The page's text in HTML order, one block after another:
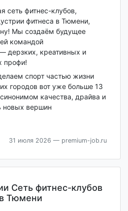
сеть фитнес-клубов,
фитнеса в Тюмени,
Мы создаём будущее
командой
дерзких, креативных и
профи!
спорт частью жизни
городов вот уже больше 13
качества, драйва и
новых вершин
31 июля 2026 — premium-job.ru
Сеть фитнес-клубов
Тюмени